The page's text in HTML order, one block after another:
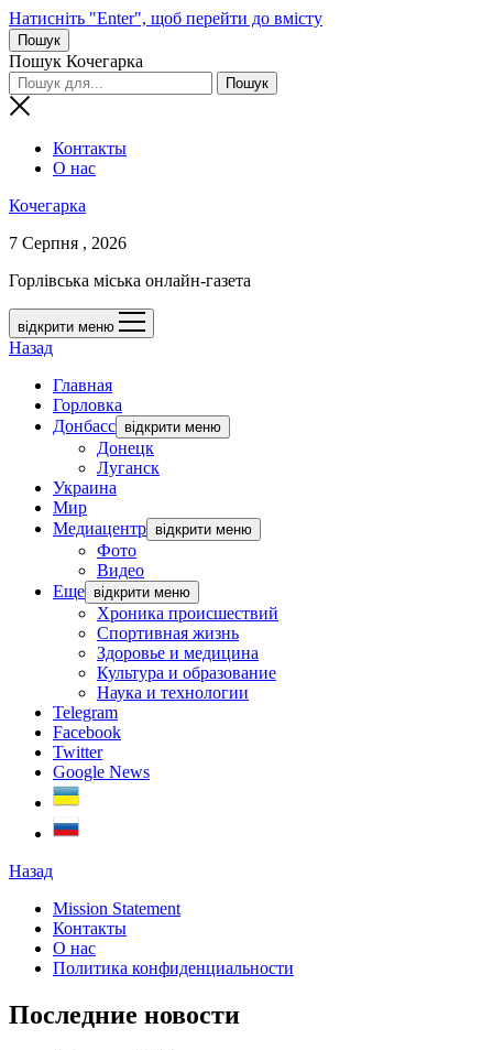
Натисніть "Enter", щоб перейти до вмісту
Пошук
Пошук Кочегарка
Контакты
О нас
Кочегарка
7 Серпня , 2026
Горлівська міська онлайн-газета
відкрити меню
Назад
Главная
Горловка
Донбасс відкрити меню
Донецк
Луганск
Украина
Мир
Медиацентр відкрити меню
Фото
Видео
Еще відкрити меню
Хроника происшествий
Спортивная жизнь
Здоровье и медицина
Культура и образование
Наука и технологии
Telegram
Facebook
Twitter
Google News
Назад
Mission Statement
Контакты
О нас
Политика конфиденциальности
Последние новости